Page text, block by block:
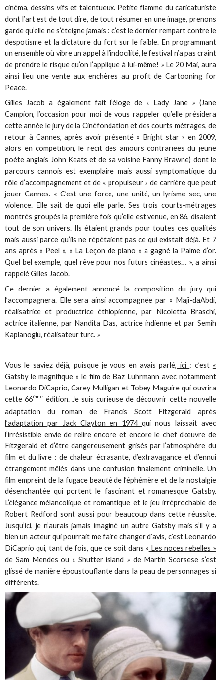
cinéma, dessins vifs et talentueux. Petite flamme du caricaturiste
dont l’art est de tout dire, de tout résumer en une image, prenons
garde qu’elle ne s’éteigne jamais : c’est le dernier rempart contre le
despotisme et la dictature du fort sur le faible. En programmant
un ensemble où vibre un appel à l’indocilité, le festival n’a pas craint
de prendre le risque qu’on l’applique à lui-même! » Le 20 Mai, aura
ainsi lieu une vente aux enchères au profit de Cartooning for
Peace.
Gilles Jacob a également fait l’éloge de « Lady Jane » (Jane
Campion, l’occasion pour moi de vous rappeler qu’elle présidera
cette année le jury de la Cinéfondation et des courts métrages, de
retour à Cannes, après avoir présenté « Bright star » en 2009,
alors en compétition, le récit des amours contrariées du jeune
poète anglais John Keats et de sa voisine Fanny Brawne) dont le
parcours cannois est exemplaire mais aussi symptomatique du
rôle d’accompagnement et de « propulseur » de carrière que peut
jouer Cannes. « C’est une force, une unité, un lyrisme sec, une
violence. Elle sait de quoi elle parle. Ses trois courts-métrages
montrés groupés la première fois qu’elle est venue, en 86, disaient
tout de son univers. Ils étaient grands pour toutes ces qualités
mais aussi parce qu’ils ne répétaient pas ce qui existait déjà. Et 7
ans après « Peel », « La Leçon de piano » a gagné la Palme d’or.
Quel bel exemple, quel rêve pour nos futurs cinéastes… », a ainsi
rappelé Gilles Jacob.
Ce dernier a également annoncé la composition du jury qui
l’accompagnera. Elle sera ainsi accompagnée par « Maji-daAbdi,
réalisatrice et productrice éthiopienne, par Nicoletta Braschi,
actrice italienne, par Nandita Das, actrice indienne et par Semih
Kaplanoglu, réalisateur turc. »
Vous le saviez déjà, puisque je vous en avais parlé, ici : c’est «
Gatsby le magnifique » le film de Baz Luhrmann avec notamment
Leonardo DiCaprio, Carey Mulligan et Tobey Maguire qui ouvrira
cette 66ème édition. Je suis curieuse de découvrir cette nouvelle
adaptation du roman de Francis Scott Fitzgerald après
l’adaptation par Jack Clayton en 1974 qui nous laissait avec
l’irrésistible envie de relire encore et encore le chef d’œuvre de
Fitzgerald et d’être dangereusement grisés par l’atmosphère du
film et du livre : de chaleur écrasante, d’extravagance et d’ennui
étrangement mêlés dans une confusion finalement criminelle. Un
film empreint de la fugace beauté de l’éphémère et de la nostalgie
désenchantée qui portent le fascinant et romanesque Gatsby.
L’élégance mélancolique et romantique et le jeu irréprochable de
Robert Redford sont aussi pour beaucoup dans cette réussite.
Jusqu’ici, je n’aurais jamais imaginé un autre Gatsby mais s’il y a
bien un acteur qui pourrait me faire changer d’avis, c’est Leonardo
DiCaprio qui, tant de fois, que ce soit dans « Les noces rebelles »
de Sam Mendesou « Shutter island » de Martin Scorsese s’est
glissé de manière époustouflante dans la peau de personnages si
différents.